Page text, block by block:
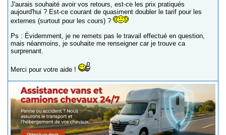
J'aurais souhaité avoir vos retours, est-ce les prix pratiqués
aujourd'hui ? Est-ce courant de quasiment doubler le tarif pour les
externes (surtout pour les cours) ?
Ps : Évidemment, je ne remets pas le travail effectué en question,
mais néanmoins, je souhaite me renseigner car je trouve ca
surprenant.
Merci pour votre aide !